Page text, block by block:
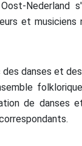
Nederland
et musiciens
danses et
de danses